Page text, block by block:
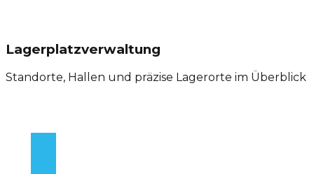
Lagerplatzverwaltung
Standorte, Hallen und präzise Lagerorte im Überblick